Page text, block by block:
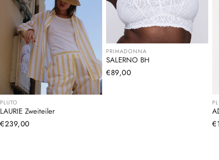
PLUTO
LAURIE Zweiteiler
Normaler
€239,00
PRIMADONNA
SALERNO BH
Normaler
€89,00